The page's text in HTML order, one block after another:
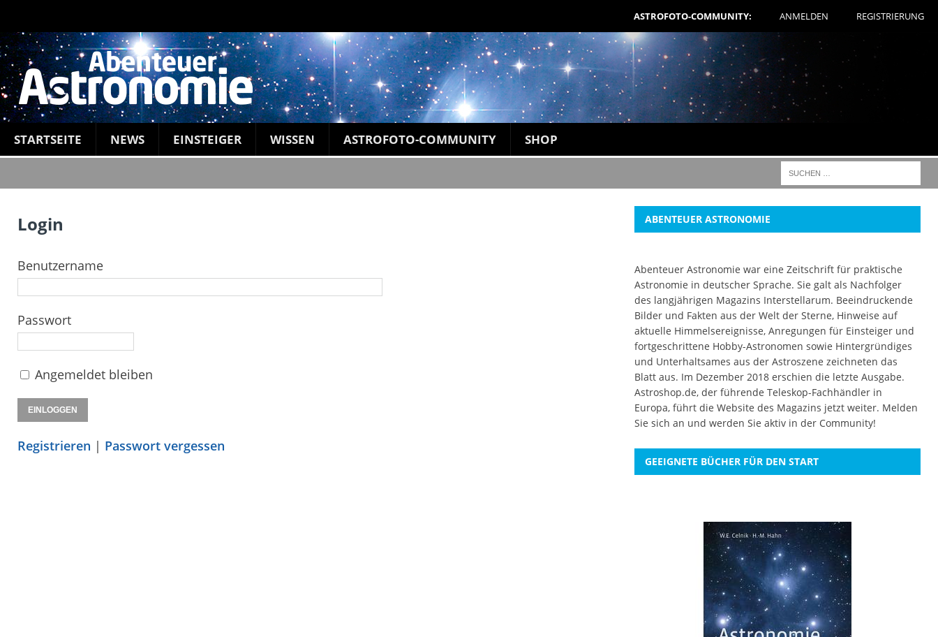
ASTROFOTO-COMMUNITY: ANMELDEN REGISTRIERUNG
STARTSEITE NEWS EINSTEIGER WISSEN ASTROFOTO-COMMUNITY SHOP
Login
Benutzername
Passwort
Angemeldet bleiben
Registrieren | Passwort vergessen
ABENTEUER ASTRONOMIE
Abenteuer Astronomie war eine Zeitschrift für praktische
Astronomie in deutscher Sprache. Sie galt als Nachfolger
des langjährigen Magazins Interstellarum. Beeindruckende
Bilder und Fakten aus der Welt der Sterne, Hinweise auf
aktuelle Himmelsereignisse, Anregungen für Einsteiger und
fortgeschrittene Hobby-Astronomen sowie Hintergründiges
und Unterhaltsames aus der Astroszene zeichneten das
Blatt aus. Im Dezember 2018 erschien die letzte Ausgabe.
Astroshop.de, der führende Teleskop-Fachhändler in
Europa, führt die Website des Magazins jetzt weiter. Melden
Sie sich an und werden Sie aktiv in der Community!
GEEIGNETE BÜCHER FÜR DEN START